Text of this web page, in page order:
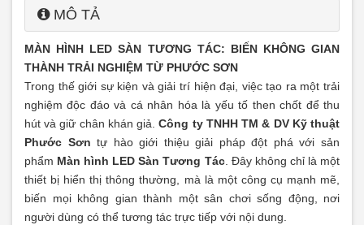
MÔ TẢ
MÀN HÌNH LED SÀN TƯƠNG TÁC: BIẾN KHÔNG GIAN
THÀNH TRẢI NGHIỆM TỪ PHƯỚC SƠN
Trong thế giới sự kiện và giải trí hiện đại, việc tạo ra một trải
nghiệm độc đáo và cá nhân hóa là yếu tố then chốt để thu
hút và giữ chân khán giả.Công ty TNHH TM & DV Kỹ thuật
Phước Sơn tự hào giới thiệu giải pháp đột phá với sản
phẩm Màn hình LED Sàn Tương Tác. Đây không chỉ là một
thiết bị hiển thị thông thường, mà là một công cụ mạnh mẽ,
biến mọi không gian thành một sân chơi sống động, nơi
người dùng có thể tương tác trực tiếp với nội dung.